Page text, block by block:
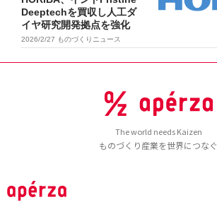
Deeptechを買収し人工ダ
イヤ研究開発拠点を強化
2026/2/27 ものづくりニュース
The world needs Kaizen
ものづくり産業を世界につなぐ